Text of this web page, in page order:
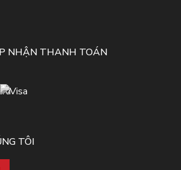
NHẬN THANH TOÁN
TÔI